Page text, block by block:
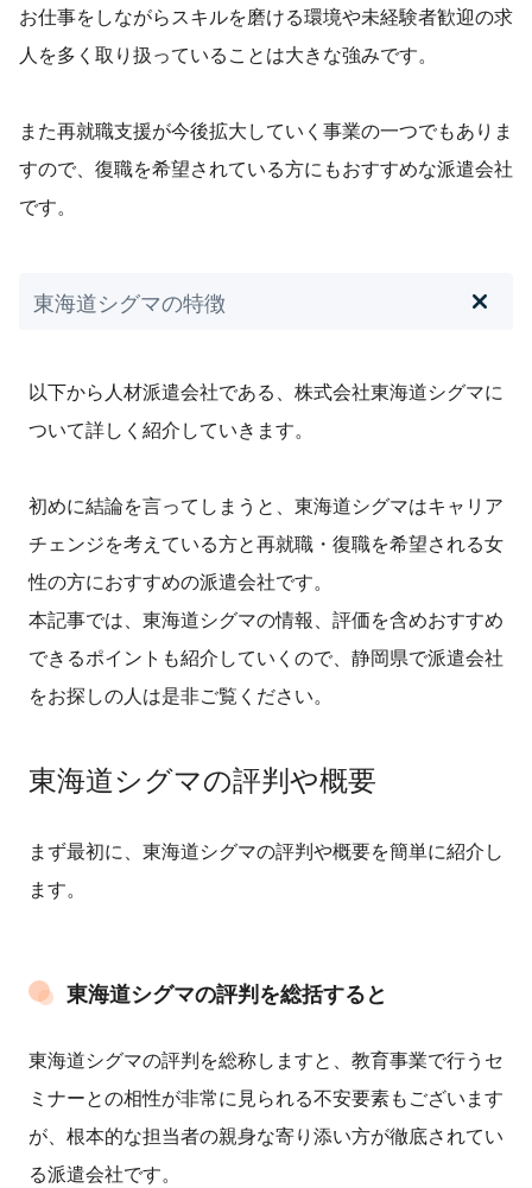
お仕事をしながらスキルを磨ける環境や未経験者歓迎の求
人を多く取り扱っていることは大きな強みです。
また再就職支援が今後拡大していく事業の一つでもありま
すので、復職を希望されている方にもおすすめな派遣会社
です。
東海道シグマの特徴
以下から人材派遣会社である、株式会社東海道シグマに
ついて詳しく紹介していきます。
初めに結論を言ってしまうと、東海道シグマはキャリア
チェンジを考えている方と再就職・復職を希望される女
性の方におすすめの派遣会社です。
本記事では、東海道シグマの情報、評価を含めおすすめ
できるポイントも紹介していくので、静岡県で派遣会社
をお探しの人は是非ご覧ください。
東海道シグマの評判や概要
まず最初に、東海道シグマの評判や概要を簡単に紹介し
ます。
東海道シグマの評判を総括すると
東海道シグマの評判を総称しますと、教育事業で行うセ
ミナーとの相性が非常に見られる不安要素もございます
が、根本的な担当者の親身な寄り添い方が徹底されてい
る派遣会社です。